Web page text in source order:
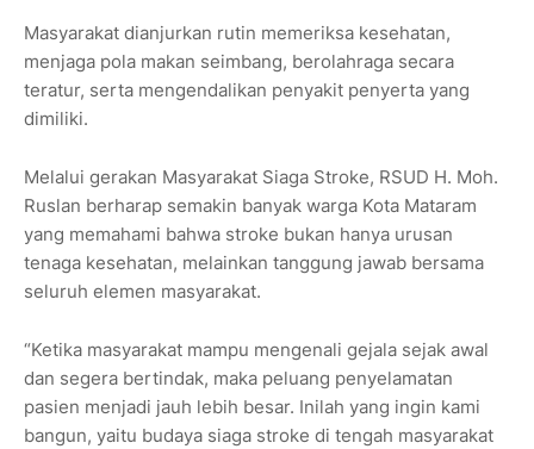
Masyarakat dianjurkan rutin memeriksa kesehatan,
menjaga pola makan seimbang, berolahraga secara
teratur, serta mengendalikan penyakit penyerta yang
dimiliki.
Melalui gerakan Masyarakat Siaga Stroke, RSUD H. Moh.
Ruslan berharap semakin banyak warga Kota Mataram
yang memahami bahwa stroke bukan hanya urusan
tenaga kesehatan, melainkan tanggung jawab bersama
seluruh elemen masyarakat.
“Ketika masyarakat mampu mengenali gejala sejak awal
dan segera bertindak, maka peluang penyelamatan
pasien menjadi jauh lebih besar. Inilah yang ingin kami
bangun, yaitu budaya siaga stroke di tengah masyarakat